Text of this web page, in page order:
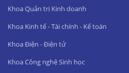
Khoa Quản trị Kinh doanh
Khoa Kinh tế - Tài chính - Kế toán
Khoa Điện - Điện tử
Khoa Công nghệ Sinh học